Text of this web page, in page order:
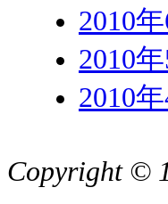
2010年
2010年
2010年
Copyright ©